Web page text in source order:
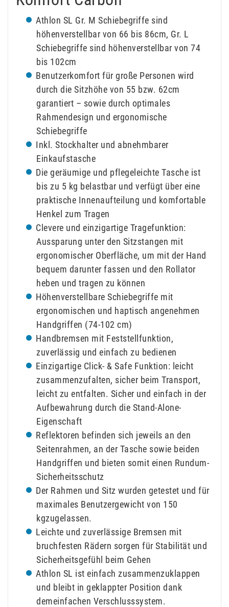
Athlon SL Gr. M Schiebegriffe sind
höhenverstellbar von 66 bis 86cm, Gr. L
Schiebegriffe sind höhenverstellbar von 74
bis 102cm
Benutzerkomfort für große Personen wird
durch die Sitzhöhe von 55 bzw. 62cm
garantiert – sowie durch optimales
Rahmendesign und ergonomische
Schiebegriffe
Inkl. Stockhalter und abnehmbarer
Einkaufstasche
Die geräumige und pflegeleichte Tasche ist
bis zu 5 kg belastbar und verfügt über eine
praktische Innenaufteilung und komfortable
Henkel zum Tragen
Clevere und einzigartige Tragefunktion:
Aussparung unter den Sitzstangen mit
ergonomischer Oberfläche, um mit der Hand
bequem darunter fassen und den Rollator
heben und tragen zu können
Höhenverstellbare Schiebegriffe mit
ergonomischen und haptisch angenehmen
Handgriffen (74-102 cm)
Handbremsen mit Feststellfunktion,
zuverlässig und einfach zu bedienen
Einzigartige Click- & Safe Funktion: leicht
zusammenzufalten, sicher beim Transport,
leicht zu entfalten. Sicher und einfach in der
Aufbewahrung durch die Stand-Alone-
Eigenschaft
Reflektoren befinden sich jeweils an den
Seitenrahmen, an der Tasche sowie beiden
Handgriffen und bieten somit einen Rundum-
Sicherheitsschutz
Der Rahmen und Sitz wurden getestet und für
maximales Benutzergewicht von 150
kgzugelassen.
Leichte und zuverlässige Bremsen mit
bruchfesten Rädern sorgen für Stabilität und
Sicherheitsgefühl beim Gehen
Athlon SL ist einfach zusammenzuklappen
und bleibt in geklappter Position dank
demeinfachen Verschlusssystem.